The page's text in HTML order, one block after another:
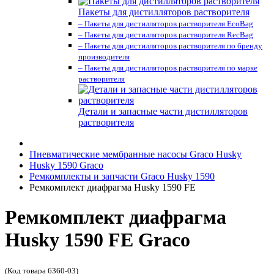
Пакеты для дистилляторов растворителя
– Пакеты для дистилляторов растворителя EcoBag
– Пакеты для дистилляторов растворителя RecBag
– Пакеты для дистилляторов растворителя по бренду
производителя
– Пакеты для дистилляторов растворителя по марке
растворителя
Детали и запасные части дистилляторов
растворителя
Пневматические мембранные насосы Graco Husky
Husky 1590 Graco
Ремкомплекты и запчасти Graco Husky 1590
Ремкомплект диафрагма Husky 1590 FE
Ремкомплект диафрагма
Husky 1590 FE Graco
(Код товара 6360-03)